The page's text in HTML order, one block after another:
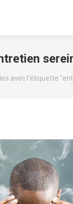
avec l’étiquette